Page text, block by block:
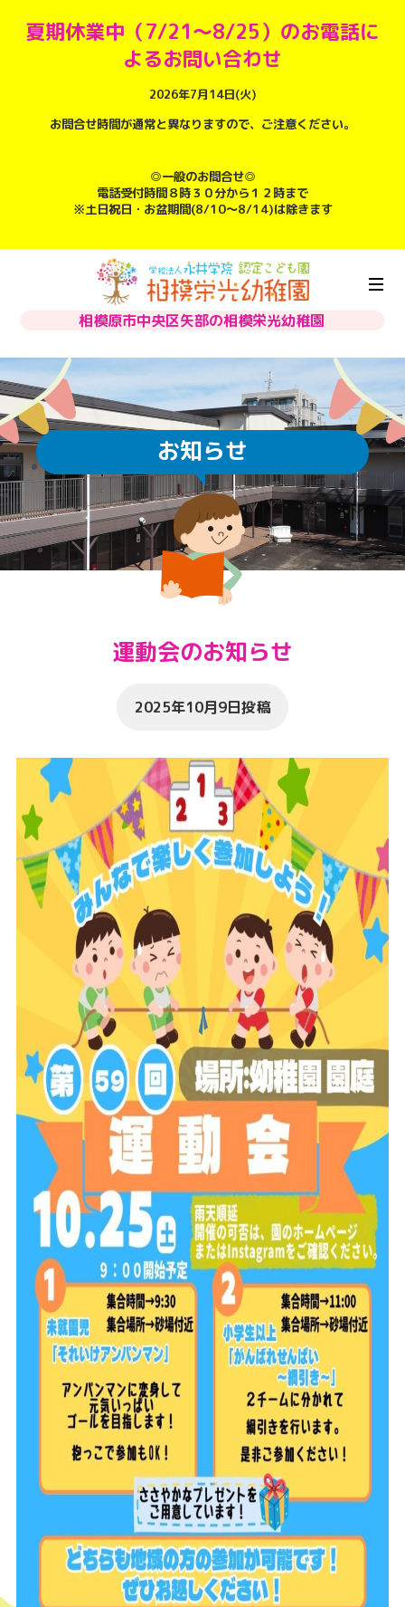
夏期休業中（7/21～8/25）のお電話に
よるお問い合わせ
2026年7月14日(火)
お問合せ時間が通常と異なりますので、ご注意ください。
◎一般のお問合せ◎
電話受付時間８時３０分から１２時まで
※土日祝日・お盆期間(8/10～8/14)は除きます
相模原市中央区矢部の相模栄光幼稚園
お知らせ
運動会のお知らせ
2025年10月9日投稿